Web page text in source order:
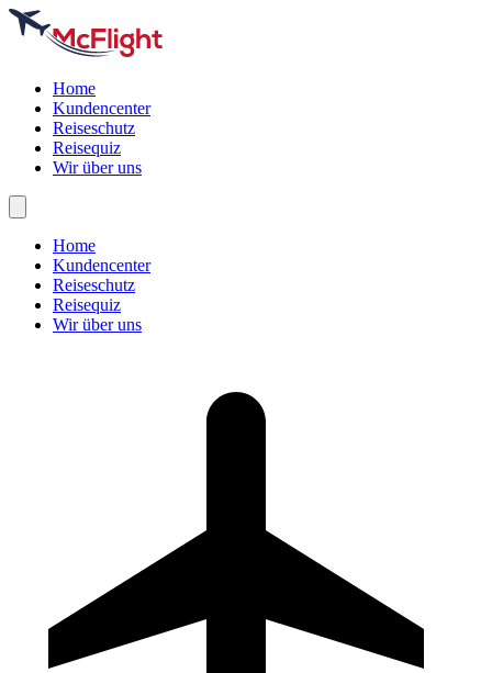
Home
Kundencenter
Reiseschutz
Reisequiz
Wir über uns
Home
Kundencenter
Reiseschutz
Reisequiz
Wir über uns